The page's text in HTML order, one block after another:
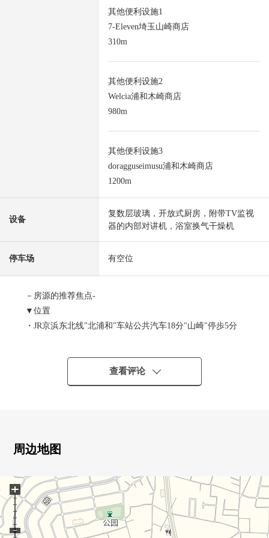
其他便利设施1
7-Eleven埼玉山崎商店
310m
其他便利设施2
Welcia浦和木崎商店
980m
其他便利设施3
doragguseimusu浦和木崎商店
1200m
设备
复数层玻璃，开放式厨房，附带TV监视
器的内部对讲机，浴室换气干燥机
停车场 有空位
－房源的推荐焦点-
▼位置
・JR京浜东北线"北浦和"车站公共汽车18分"山崎"停歩5分
▼建筑物的特徴
・木造2阶建、4LDK新房住宅
・附带来客时便利的TV监视器的内部对讲机
・明亮地在通风方面用LDK两面派采光优秀的空间
・宁静的气氛的日式西式客房
▼设备
・1具净水器型淋浴栓
・顺利会出入的门口电子锁
查看评论
周边地图
+